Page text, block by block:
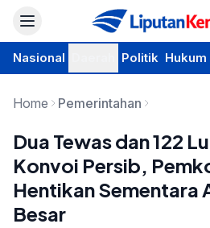
Nasional Politik Hukum
Home Pemerintahan
Dua Tewas dan 122
Konvoi Persib,
Hentikan Sementara
Besar